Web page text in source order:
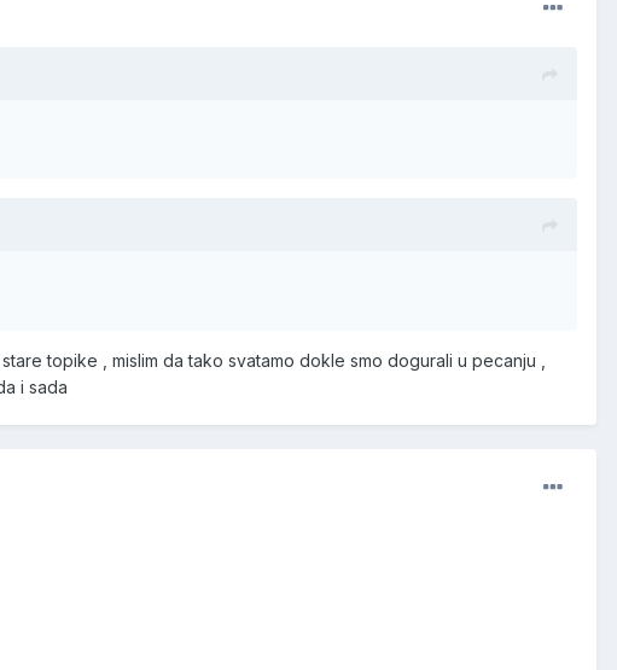
topike , mislim da tako svatamo dokle smo dogurali u pecanju ,
i sada